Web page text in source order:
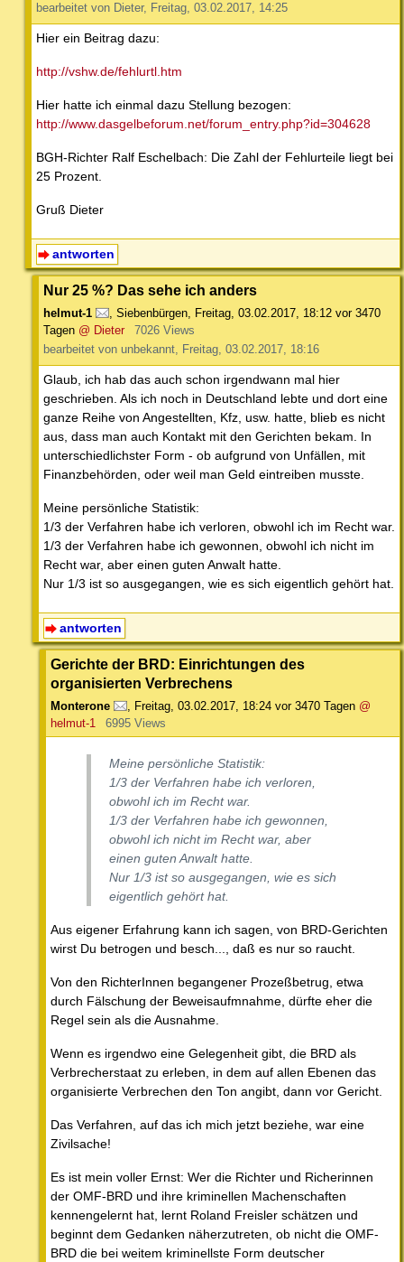
bearbeitet von Dieter, Freitag, 03.02.2017, 14:25
Hier ein Beitrag dazu:
http://vshw.de/fehlurtl.htm
Hier hatte ich einmal dazu Stellung bezogen:
http://www.dasgelbeforum.net/forum_entry.php?id=304628
BGH-Richter Ralf Eschelbach: Die Zahl der Fehlurteile liegt bei
25 Prozent.
Gruß Dieter
antworten
Nur 25 %? Das sehe ich anders
helmut-1 , Siebenbürgen, Freitag, 03.02.2017, 18:12 vor 3470
Tagen @ Dieter
7026 Views
bearbeitet von unbekannt, Freitag, 03.02.2017, 18:16
Glaub, ich hab das auch schon irgendwann mal hier
geschrieben. Als ich noch in Deutschland lebte und dort eine
ganze Reihe von Angestellten, Kfz, usw. hatte, blieb es nicht
aus, dass man auch Kontakt mit den Gerichten bekam. In
unterschiedlichster Form - ob aufgrund von Unfällen, mit
Finanzbehörden, oder weil man Geld eintreiben musste.
Meine persönliche Statistik:
1/3 der Verfahren habe ich verloren, obwohl ich im Recht war.
1/3 der Verfahren habe ich gewonnen, obwohl ich nicht im
Recht war, aber einen guten Anwalt hatte.
Nur 1/3 ist so ausgegangen, wie es sich eigentlich gehört hat.
antworten
Gerichte der BRD: Einrichtungen des
organisierten Verbrechens
Monterone , Freitag, 03.02.2017, 18:24 vor 3470 Tagen @
helmut-1
6995 Views
Meine persönliche Statistik:
1/3 der Verfahren habe ich verloren,
obwohl ich im Recht war.
1/3 der Verfahren habe ich gewonnen,
obwohl ich nicht im Recht war, aber
einen guten Anwalt hatte.
Nur 1/3 ist so ausgegangen, wie es sich
eigentlich gehört hat.
Aus eigener Erfahrung kann ich sagen, von BRD-Gerichten
wirst Du betrogen und besch..., daß es nur so raucht.
Von den RichterInnen begangener Prozeßbetrug, etwa
durch Fälschung der Beweisaufmnahme, dürfte eher die
Regel sein als die Ausnahme.
Wenn es irgendwo eine Gelegenheit gibt, die BRD als
Verbrecherstaat zu erleben, in dem auf allen Ebenen das
organisierte Verbrechen den Ton angibt, dann vor Gericht.
Das Verfahren, auf das ich mich jetzt beziehe, war eine
Zivilsache!
Es ist mein voller Ernst: Wer die Richter und Richerinnen
der OMF-BRD und ihre kriminellen Machenschaften
kennengelernt hat, lernt Roland Freisler schätzen und
beginnt dem Gedanken näherzutreten, ob nicht die OMF-
BRD die bei weitem kriminellste Form deutscher